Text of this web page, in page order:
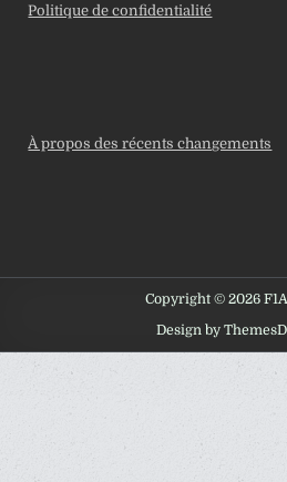
Politique de confidentialité
À propos des récents changements
Copyright © 2026
Design by